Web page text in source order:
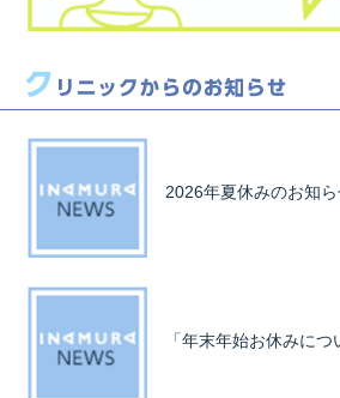
2026年夏休みのお知
「年末年始お休みにつ